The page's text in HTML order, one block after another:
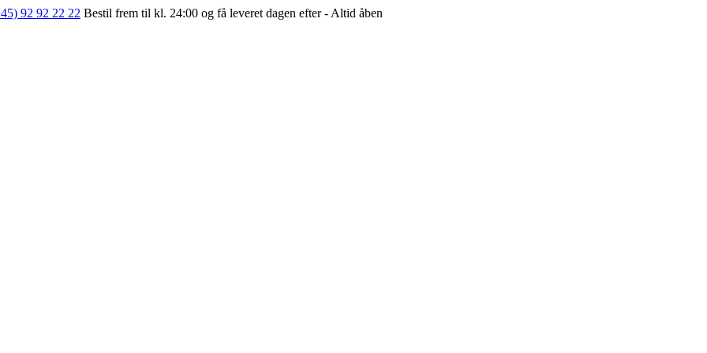
92 92 22 22 Bestil frem til kl. 24:00 og få leveret dagen efter - Altid åben